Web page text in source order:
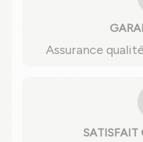
Assurance
SATISFAIT